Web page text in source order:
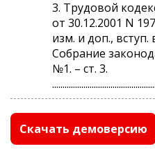
3. Трудовой
от 30.12.2001 N
изм. и доп., вступ.
Собрание
№1. – ст. 3.
Скачать демоверсию